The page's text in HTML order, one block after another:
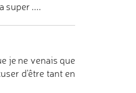
super ....
je ne venais que
d'être tant en